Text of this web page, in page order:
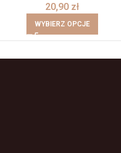
20,90 zł
WYBIERZ OPCJE